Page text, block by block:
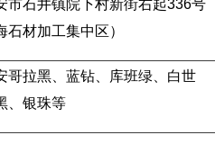
市石井镇院下村新街右起336号
石材加工集中区）
哥拉黑、蓝钻、库班绿、白世
、银珠等